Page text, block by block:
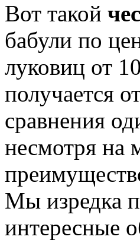
Вот такой
бабули по
луковиц от
получается
сравнения
несмотря на
Мы изредка
интересные